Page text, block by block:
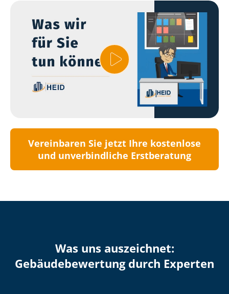
Vereinbaren Sie jetzt Ihre kostenlose
und unverbindliche Erstberatung
Was uns auszeichnet:
Ge­bäu­de­be­wer­tung durch Experten